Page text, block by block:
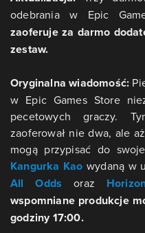
odebrania w Epic
zaoferuje za darmo
zestaw.
Oryginalna wiadomość:
w Epic Games Store
pecetowych graczy.
zaoferował nie dwa, ale
mogą przypisać do
Kangurka Kao wydaną w
All Odds oraz
wspomniane produkcje
godziny 17:00.